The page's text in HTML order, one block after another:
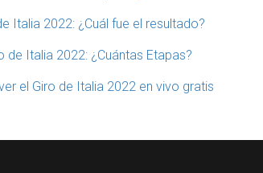
Italia 2022: ¿Cuál fue el resultado?
de Italia 2022: ¿Cuántas Etapas?
el Giro de Italia 2022 en vivo gratis